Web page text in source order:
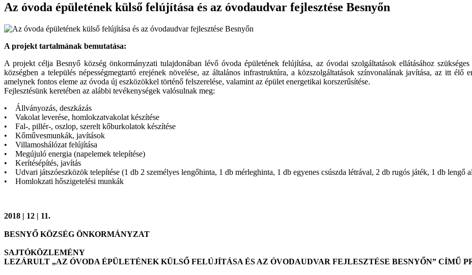
Az óvoda épületének külső felújítása és az óvodaudvar fejlesztése Besnyőn
A projekt tartalmának bemutatása:
A projekt célja Besnyő község önkormányzati tulajdonában lévő óvoda épületének felújítása, az óvodai szolgáltatások ellátásához
községben a település népességmegtartó erejének növelése, az általános infrastruktúra, a közszolgáltatások színvonalának javítása, az itt élő
amelynek fontos eleme az óvoda új eszközökkel történő felszerelése, valamint az épület energetikai korszerűsítése.
Fejlesztésünk keretében az alábbi tevékenységek valósulnak meg:
• Állványozás, deszkázás
• Vakolat leverése, homlokzatvakolat készítése
• Fal-, pillér-, oszlop, szerelt kőburkolatok készítése
• Kőművesmunkák, javítások
• Villamoshálózat felújítása
• Megújuló energia (napelemek telepítése)
• Kerítésépítés, javítás
• Udvari játszóeszközök telepítése (1 db 2 személyes lengőhinta, 1 db mérleghinta, 1 db egyenes csúszda létrával, 2 db rugós játék, 1 db lengő
• Homlokzati hőszigetelési munkák
2018 | 12 | 11.
BESNYŐ KÖZSÉG ÖNKORMÁNYZAT
SAJTÓKÖZLEMÉNY
LEZÁRULT „AZ ÓVODA ÉPÜLETÉNEK KÜLSŐ FELÚJÍTÁSA ÉS AZ ÓVODAUDVAR FEJLESZTÉSE BESNYŐN” CÍMŰ